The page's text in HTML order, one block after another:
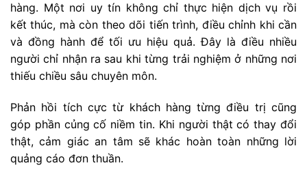
hàng. Một nơi uy tín không chỉ thực hiện dịch vụ rồi
kết thúc, mà còn theo dõi tiến trình, điều chỉnh khi cần
và đồng hành để tối ưu hiệu quả. Đây là điều nhiều
người chỉ nhận ra sau khi từng trải nghiệm ở những nơi
thiếu chiều sâu chuyên môn.
Phản hồi tích cực từ khách hàng từng điều trị cũng
góp phần củng cố niềm tin. Khi người thật có thay đổi
thật, cảm giác an tâm sẽ khác hoàn toàn những lời
quảng cáo đơn thuần.